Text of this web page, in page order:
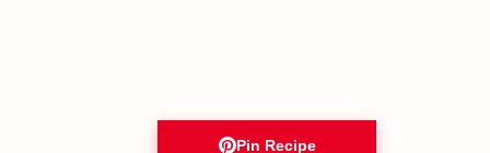
Pin Recipe